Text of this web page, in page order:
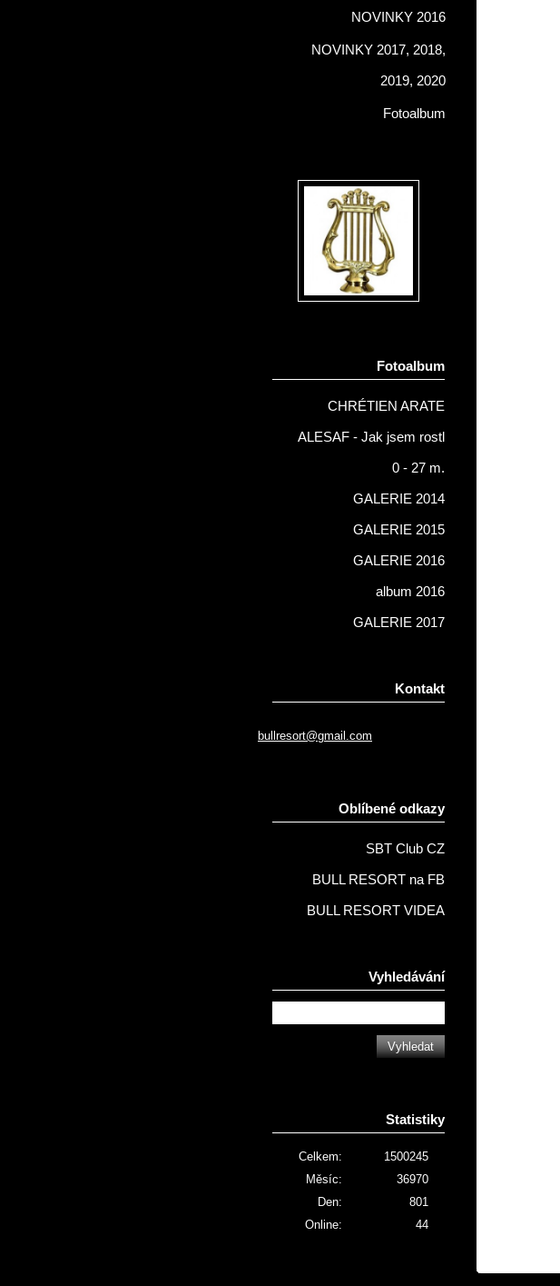
NOVINKY 2016
NOVINKY 2017, 2018,
2019, 2020
Fotoalbum
Fotoalbum
CHRÉTIEN ARATE
ALESAF - Jak jsem rostl
0 - 27 m.
GALERIE 2014
GALERIE 2015
GALERIE 2016
album 2016
GALERIE 2017
Kontakt
bullresort@gmail.com
Oblíbené odkazy
SBT Club CZ
BULL RESORT na FB
BULL RESORT VIDEA
Vyhledávání
Statistiky
Online: 44
Celkem:
1500245
Měsíc:
36970
Den:
801